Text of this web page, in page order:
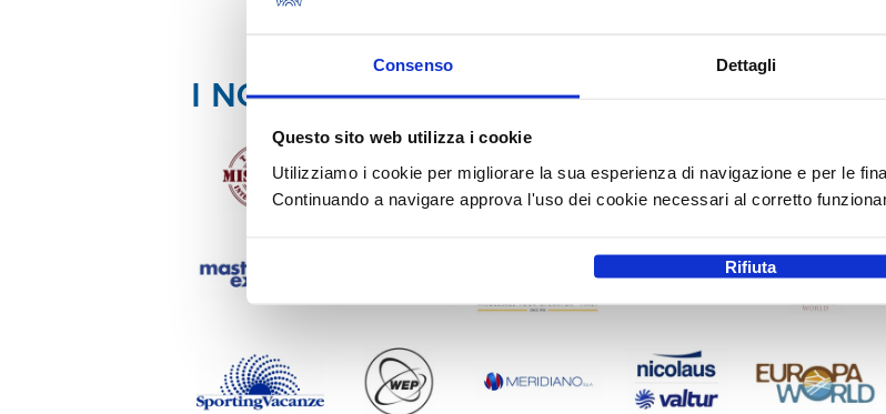
Consenso Dettagli
Questo sito web utilizza i cookie
Utilizziamo i cookie per migliorare la sua esperienza di navigazione e per le
Continuando a navigare approva l'uso dei cookie necessari al corretto
Rifiuta
I NOSTRI SOCI